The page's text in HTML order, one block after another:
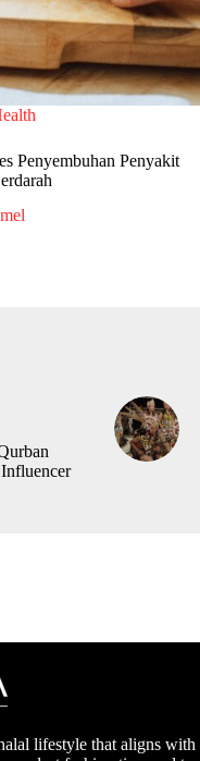
Penyembuhan Penyakit
mel
lifestyle that aligns